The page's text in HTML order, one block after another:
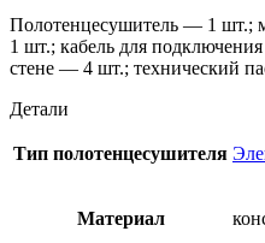
Полотенцесушитель — 1 шт.;
1 шт.; кабель для
стене — 4 шт.; технический
Детали
Тип полотенцесушителя
Материал